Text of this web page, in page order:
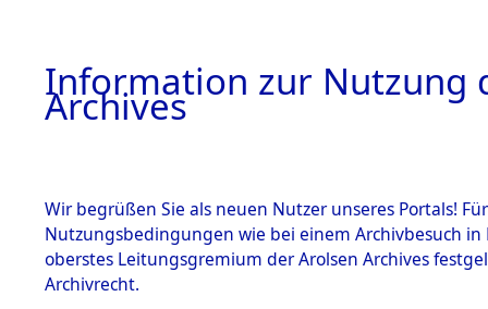
Information zur Nutzung
Archives
Wir begrüßen Sie als neuen Nutzer unseres Portals!
Nutzungsbedingungen wie bei einem Archivbesuch
oberstes Leitungsgremium der Arolsen Archives
Archivrecht.